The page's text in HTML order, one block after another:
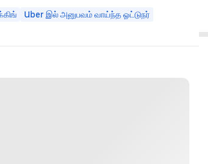
Uber இல் அனுபவம் வாய்ந்த ஓட்டுநர்